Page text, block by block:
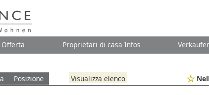
Offerta Proprietari di casa Infos
Posizione Visualizza elenco